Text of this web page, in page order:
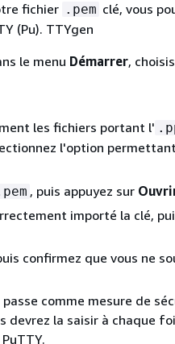
fichier .pem clé, vous
(Pu). TTYgen
le menu Démarrer,
les fichiers portant l'
l'option
, puis appuyez sur
importé la clé,
confirmez que vous ne
comme mesure de
devrez la saisir à chaque